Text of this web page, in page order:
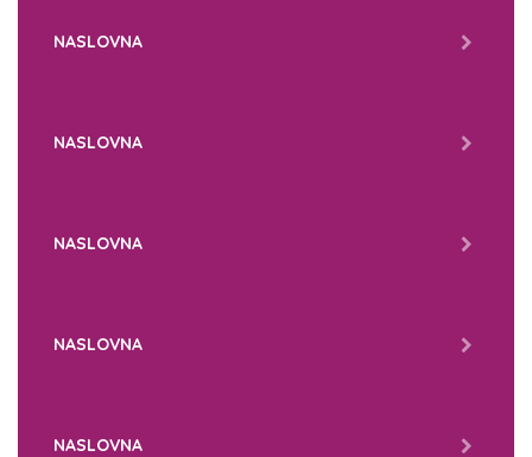
NASLOVNA
NASLOVNA
NASLOVNA
NASLOVNA
NASLOVNA